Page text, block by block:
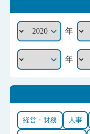
年
年
経営・財務 人事